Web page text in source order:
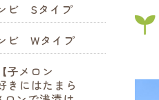
ビ Sタイプ
ビ Wタイプ
子メロン
きにはたまら